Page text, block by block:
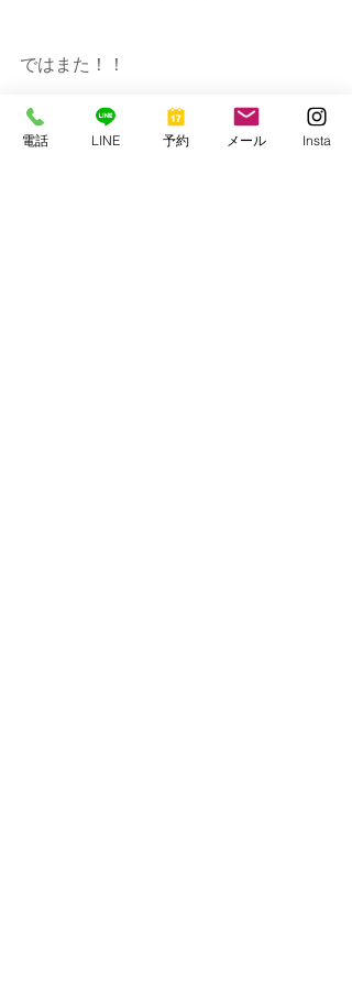
ではまた！！
串本マリンセンター
https://www.kmcscuba1977.com/
電話 LINE 予約 メール Insta